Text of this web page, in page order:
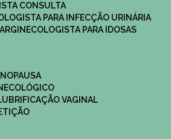
CONSULTA
PARA INFECÇÃO URINÁRIA
GINECOLOGISTA PARA IDOSAS
VAGINAL​